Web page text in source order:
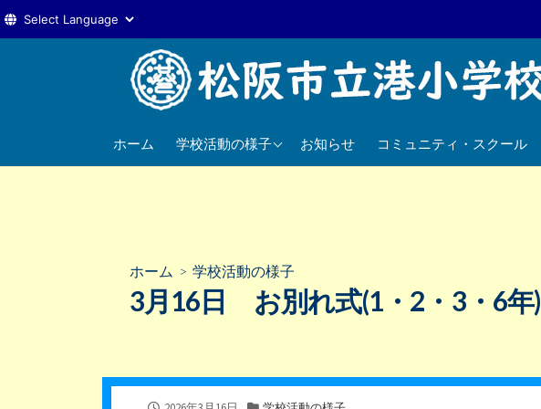
へ
ホーム 学校活動の様子
2025年度
お知らせ コミュニティ・スクール
ホーム > 学校活動の様子
3月16日 お別れ式(1・2・3・6年)
公
カ